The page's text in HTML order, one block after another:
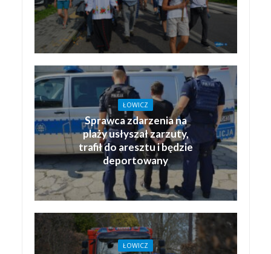
ŁOWICZ
Sprawca zdarzenia na
plaży usłyszał zarzuty,
trafił do aresztu i będzie
deportowany
ŁOWICZ